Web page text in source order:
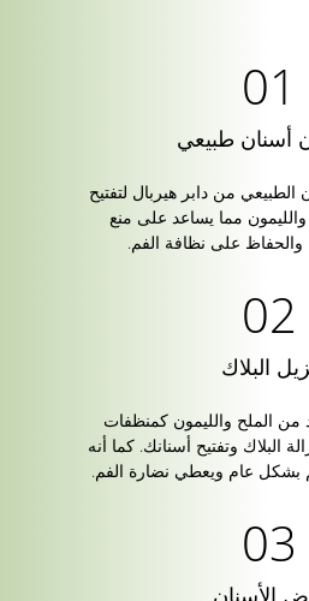
أسنان طبيعي
من دابر هيربال لتفتيح
مما يساعد على منع
على نظافة الفم.
البلاك
من الملح والليمون كمنظفات
البلاك وتفتيح أسنانك. كما أنه
عام ويعطي نضارة الفم.